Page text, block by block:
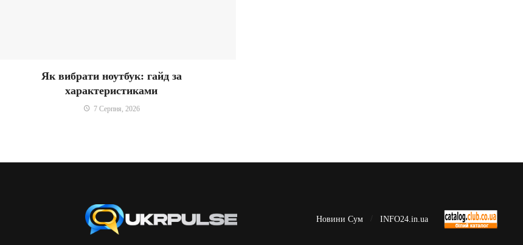
Як вибрати ноутбук: гайд за
характеристиками
7 Серпня, 2026
Новини Сум INFO24.in.ua